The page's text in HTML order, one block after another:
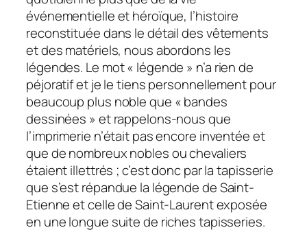
événementielle et héroïque, l’histoire
reconstituée dans le détail des vêtements
et des matériels, nous abordons les
légendes. Le mot « légende » n’a rien de
péjoratif et je le tiens personnellement pour
beaucoup plus noble que « bandes
dessinées » et rappelons-nous que
l’imprimerie n’était pas encore inventée et
que de nombreux nobles ou chevaliers
étaient illettrés ; c’est donc par la tapisserie
que s’est répandue la légende de Saint-
Etienne et celle de Saint-Laurent exposée
en une longue suite de riches tapisseries.